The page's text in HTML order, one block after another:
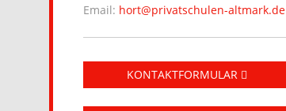
Email: hort@privatschulen-altmark.de
KONTAKTFORMULAR